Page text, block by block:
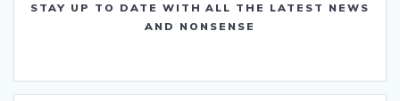
STAY UP TO DATE WITH ALL THE LATEST NEWS
AND NONSENSE